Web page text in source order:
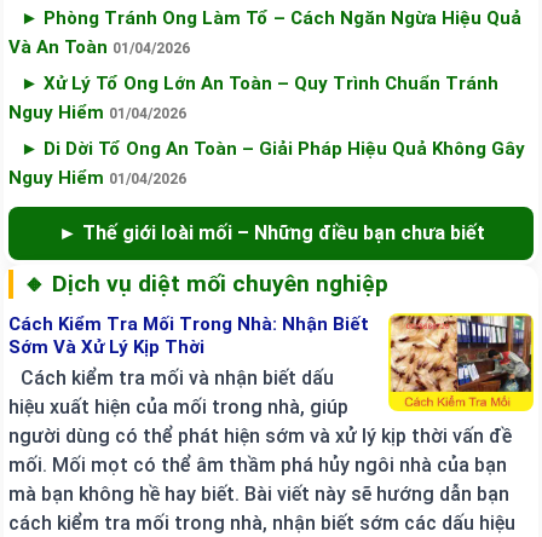
► Phòng Tránh Ong Làm Tổ – Cách Ngăn Ngừa Hiệu Quả
Và An Toàn 01/04/2026
► Xử Lý Tổ Ong Lớn An Toàn – Quy Trình Chuẩn Tránh
Nguy Hiểm 01/04/2026
► Di Dời Tổ Ong An Toàn – Giải Pháp Hiệu Quả Không Gây
Nguy Hiểm 01/04/2026
► Thế giới loài mối – Những điều bạn chưa biết
🔸 Dịch vụ diệt mối chuyên nghiệp
Cách Kiểm Tra Mối Trong Nhà: Nhận Biết
Sớm Và Xử Lý Kịp Thời
Cách kiểm tra mối và nhận biết dấu
hiệu xuất hiện của mối trong nhà, giúp
người dùng có thể phát hiện sớm và xử lý kịp thời vấn đề
mối. Mối mọt có thể âm thầm phá hủy ngôi nhà của bạn
mà bạn không hề hay biết. Bài viết này sẽ hướng dẫn bạn
cách kiểm tra mối trong nhà, nhận biết sớm các dấu hiệu